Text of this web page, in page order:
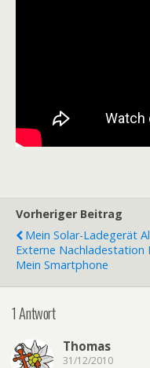
Vorheriger Beitrag
Mein Solar-Ladegerät
Externe Nachladestation
Mein Smartphone
1 Antwort
Thomas
31/12/2010